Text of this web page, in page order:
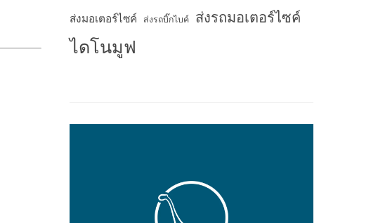
ส่งมอเตอร์ไซค์ ส่งรถบิ๊กไบค์ ส่งรถมอเตอร์ไซค์
ไดโนมูฟ